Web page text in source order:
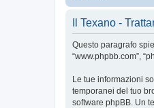
Il Texano -
Questo paragrafo
“www.phpbb.com”,
Le tue informazioni
temporanei del tuo
software phpBB. Un